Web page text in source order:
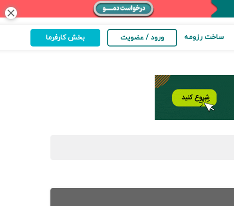
close
ساخت رزومه ورود / عضویت بخش کارفرما